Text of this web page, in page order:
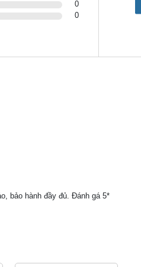
để cung cấp khả năng
| Chính Hãng
0
0
bảo hành đầy đủ. Ðánh gá 5*